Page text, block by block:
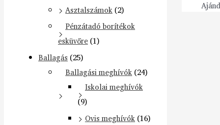
Asztalszámok (2)
Pénzátadó borítékok
esküvőre (1)
Ballagás (25)
Ballagási meghívók (24)
Iskolai meghívók
(9)
Ovis meghívók (16)